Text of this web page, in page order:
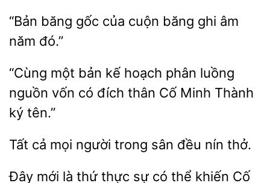
“Bản gốc của
băng ghi
năm đó.”
“Cùng một bản kế hoạch phân
nguồn vốn
đích thân Cố Minh
ký tên.”
Tất trong sân đều nín thở.
Đây mới thứ thực
có thể khiến Cố